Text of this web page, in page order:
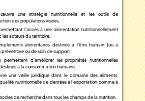
une stratégie nutritionnelle et les outils de
des populations visées,
l’accès à une alimentation nutritionnellement
acteurs du territoire,
alimentaires destinés à l’être humain (ou à
préventive ou de soin de support,
d’améliorer les propriétés nutritionnelles
à la consommation humaine,
une veille juridique dans le domaine des aliments,
nutritionnelle de denrées à l’exportation comme à
de recherche dans tous les champs de la nutrition.